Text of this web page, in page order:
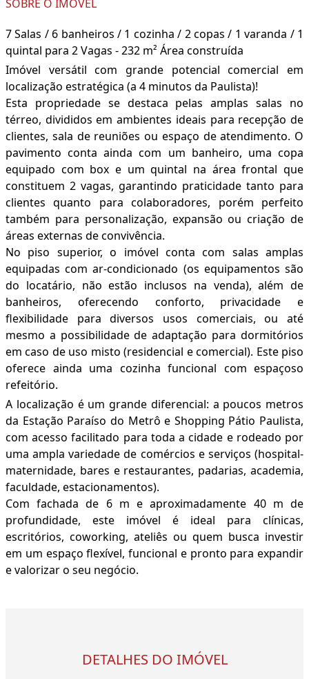
SOBRE O IMÓVEL
7 Salas / 6 banheiros / 1 cozinha / 2 copas / 1 varanda / 1
quintal para 2 Vagas - 232 m² Área construída
Imóvel versátil com grande potencial comercial em
localização estratégica (a 4 minutos da Paulista)!
Esta propriedade se destaca pelas amplas salas no
térreo, divididos em ambientes ideais para recepção de
clientes, sala de reuniões ou espaço de atendimento. O
pavimento conta ainda com um banheiro, uma copa
equipado com box e um quintal na área frontal que
constituem 2 vagas, garantindo praticidade tanto para
clientes quanto para colaboradores, porém perfeito
também para personalização, expansão ou criação de
áreas externas de convivência.
No piso superior, o imóvel conta com salas amplas
equipadas com ar-condicionado (os equipamentos são
do locatário, não estão inclusos na venda), além de
banheiros, oferecendo conforto, privacidade e
flexibilidade para diversos usos comerciais, ou até
mesmo a possibilidade de adaptação para dormitórios
em caso de uso misto (residencial e comercial). Este piso
oferece ainda uma cozinha funcional com espaçoso
refeitório.
A localização é um grande diferencial: a poucos metros
da Estação Paraíso do Metrô e Shopping Pátio Paulista,
com acesso facilitado para toda a cidade e rodeado por
uma ampla variedade de comércios e serviços (hospital-
maternidade, bares e restaurantes, padarias, academia,
faculdade, estacionamentos).
Com fachada de 6 m e aproximadamente 40 m de
profundidade, este imóvel é ideal para clínicas,
escritórios, coworking, ateliês ou quem busca investir
em um espaço flexível, funcional e pronto para expandir
e valorizar o seu negócio.
DETALHES DO IMÓVEL